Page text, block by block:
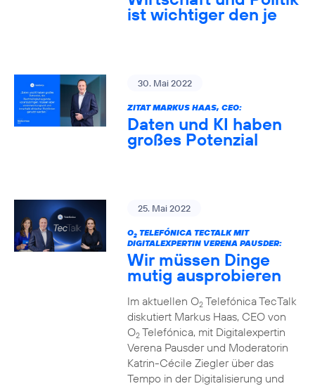
ist wichtiger den je
30. Mai 2022
ZITAT MARKUS HAAS, CEO:
Daten und KI haben
großes Potenzial
25. Mai 2022
O2TELEFÓNICA TECTALK MIT
DIGITALEXPERTIN VERENA PAUSDER:
Wir müssen Dinge
mutig ausprobieren
Im aktuellen O2Telefónica TecTalk
diskutiert Markus Haas, CEO von
O2Telefónica, mit Digitalexpertin
Verena Pausder und Moderatorin
Katrin-Cécile Ziegler über das
Tempo in der Digitalisierung und